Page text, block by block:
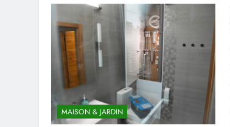
MAISON & JARDIN